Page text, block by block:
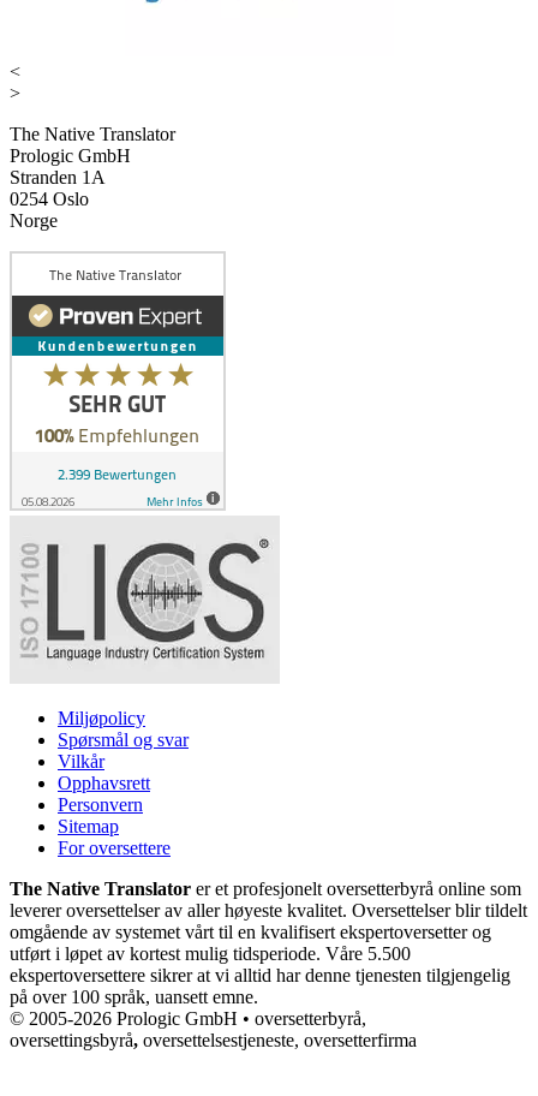
<
>
The Native Translator
Prologic GmbH
Stranden 1A
0254 Oslo
Norge
Miljøpolicy
Spørsmål og svar
Vilkår
Opphavsrett
Personvern
Sitemap
For oversettere
The Native Translator er et profesjonelt oversetterbyrå online som
leverer oversettelser av aller høyeste kvalitet. Oversettelser blir tildelt
omgående av systemet vårt til en kvalifisert ekspertoversetter og
utført i løpet av kortest mulig tidsperiode. Våre 5.500
ekspertoversettere sikrer at vi alltid har denne tjenesten tilgjengelig
på over 100 språk, uansett emne.
© 2005-2026 Prologic GmbH • oversetterbyrå,
oversettingsbyrå, oversettelsestjeneste, oversetterfirma